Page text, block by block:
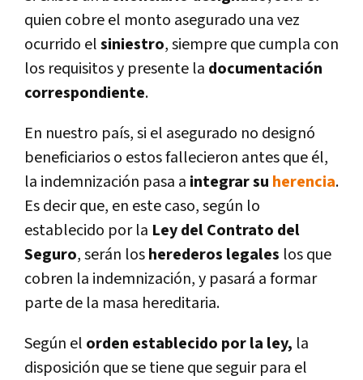
quien cobre el monto asegurado una vez
ocurrido elsiniestro, siempre que cumpla con
los requisitos y presente la documentación
correspondiente.
En nuestro país, si el asegurado no designó
beneficiarios o estos fallecieron antes que él,
la indemnización pasa a integrar su herencia.
Es decir que, en este caso, según lo
establecido por la Ley del Contrato del
Seguro, serán losherederos legales los que
cobren la indemnización, y pasará a formar
parte de la masa hereditaria.
Según el orden establecido por la ley, la
disposición que se tiene que seguir para el